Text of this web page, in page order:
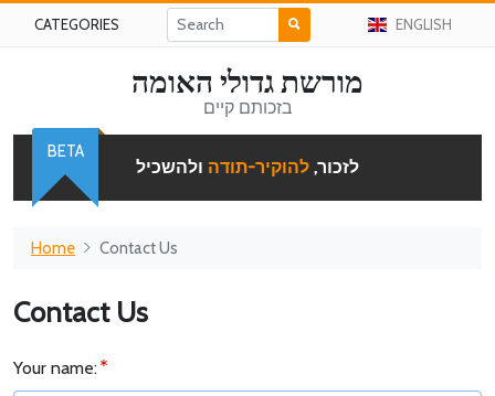
CATEGORIES ENGLISH
מורשת גדולי האומה
בזכותם קיים
לזכור, להוקיר-תודה ולהשכיל
BETA
Home Contact Us
Contact Us
Your name: